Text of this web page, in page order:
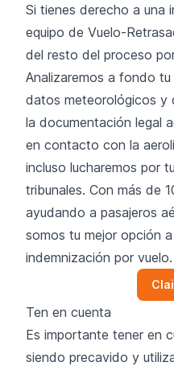
Si tienes derecho a una
equipo de Vuelo-
del resto del proceso
Analizaremos a fondo
datos meteorológicos y
la documentación legal
en contacto con la
incluso lucharemos por
tribunales. Con más de
ayudando a pasajeros
somos tu mejor opción
indemnización por vuelo.
Ten en cuenta
Es importante tener en
siendo precavido y